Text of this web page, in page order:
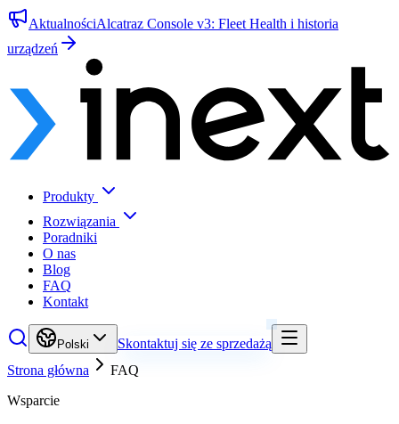
AktualnościAlcatraz Console v3: Fleet Health i historia
urządzeń
Produkty
Rozwiązania
Poradniki
O nas
Blog
FAQ
Kontakt
Polski
Skontaktuj się ze sprzedażą
Strona główna
FAQ
Wsparcie